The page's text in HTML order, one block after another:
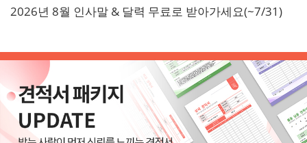
2026년 8월 인사말 & 달력 무료로 받아가세요(~7/31)